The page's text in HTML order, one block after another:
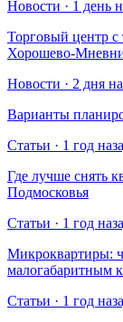
Новости · 1 день
Торговый центр с
Хорошево-
Новости · 2 дня
Варианты
Статьи · 1 год
Где лучше снять
Подмосковья
Статьи · 1 год
Микроквартиры:
малогабаритным
Статьи · 1 год